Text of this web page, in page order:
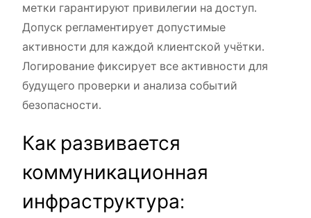
метки гарантируют привилегии на доступ.
Допуск регламентирует допустимые
активности для каждой клиентской учётки.
Логирование фиксирует все активности для
будущего проверки и анализа событий
безопасности.
Как развивается
коммуникационная
инфраструктура: